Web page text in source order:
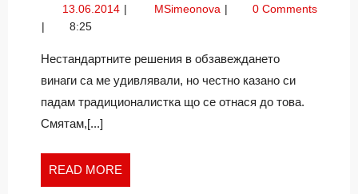
ТОПЛОТА
13.06.2014 13.06.2014MSimeonova За
и
0 Comments
8:25
Нестандартните решения в обзавеждането
винаги са ме удивлявали, но честно казано си
падам традиционалистка що се отнася до това.
Смятам,[...]
READ MORE
MORE